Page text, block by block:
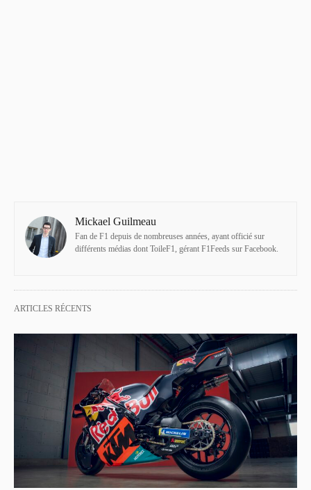
Mickael Guilmeau
Fan de F1 depuis de nombreuses années, ayant officié sur
différents médias dont ToileF1, gérant F1Feeds sur Facebook.
ARTICLES RÉCENTS